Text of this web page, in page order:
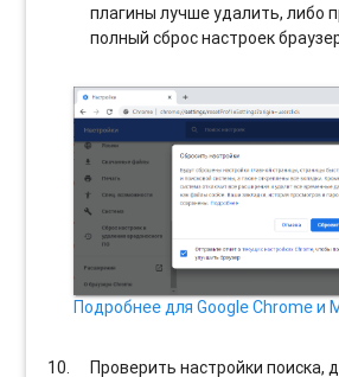
плагины лучше удалить, либо
полный сброс настроек
Подробнее для Google Chrome и
Проверить настройки поиска,